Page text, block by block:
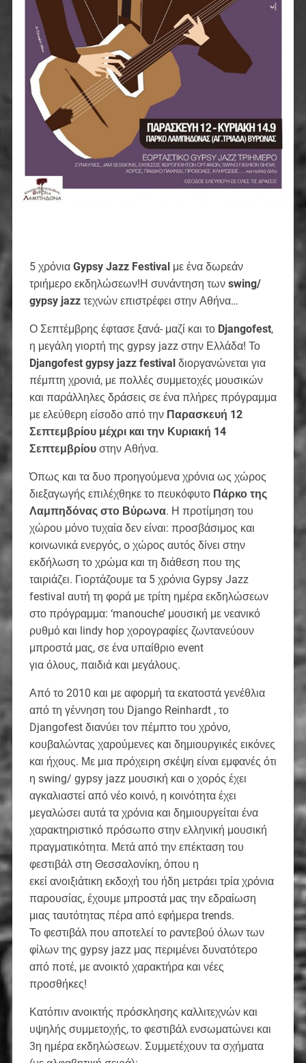
5 χρόνια Gypsy Jazz Festivalμε ένα δωρεάν
τριήμερο εκδηλώσεων!Η συνάντηση των swing/
gypsy jazzτεχνών επιστρέφει στην Αθήνα…
Ο Σεπτέμβρης έφτασε ξανά- μαζί και το Djangofest,
η μεγάλη γιορτή της gypsy jazz στην Ελλάδα! Το
Djangofest gypsy jazz festivalδιοργανώνεται για
πέμπτη χρονιά, με πολλές συμμετοχές μουσικών
και παράλληλες δράσεις σε ένα πλήρες πρόγραμμα
με ελεύθερη είσοδο από την Παρασκευή 12
Σεπτεμβρίου μέχρι και την Κυριακή 14
Σεπτεμβρίουστην Αθήνα.
Όπως και τα δυο προηγούμενα χρόνια ως χώρος
διεξαγωγής επιλέχθηκε το πευκόφυτο Πάρκο της
Λαμπηδόνας στο Βύρωνα. Η προτίμηση του
χώρου μόνο τυχαία δεν είναι: προσβάσιμος και
κοινωνικά ενεργός, ο χώρος αυτός δίνει στην
εκδήλωση το χρώμα και τη διάθεση που της
ταιριάζει. Γιορτάζουμε τα 5 χρόνια Gypsy Jazz
festival αυτή τη φορά με τρίτη ημέρα εκδηλώσεων
στο πρόγραμμα: ‘manouche’ μουσική με νεανικό
ρυθμό και lindy hop χορογραφίες ζωντανεύουν
μπροστά μας, σε ένα υπαίθριο event
για όλους, παιδιά και μεγάλους.
Από το 2010 και με αφορμή τα εκατοστά γενέθλια
από τη γέννηση του Django Reinhardt , το
Djangofest διανύει τον πέμπτο του χρόνο,
κουβαλώντας χαρούμενες και δημιουργικές εικόνες
και ήχους. Με μια πρόχειρη σκέψη είναι εμφανές ότι
η swing/ gypsy jazz μουσική και o χορός έχει
αγκαλιαστεί από νέο κοινό, η κοινότητα έχει
μεγαλώσει αυτά τα χρόνια και δημιουργείται ένα
χαρακτηριστικό πρόσωπο στην ελληνική μουσική
πραγματικότητα. Μετά από την επέκταση του
φεστιβάλ στη Θεσσαλονίκη, όπου η
εκεί ανοιξιάτικη εκδοχή του ήδη μετράει τρία χρόνια
παρουσίας, έχουμε μπροστά μας την εδραίωση
μιας ταυτότητας πέρα από εφήμερα trends.
Το φεστιβάλ που αποτελεί το ραντεβού όλων των
φίλων της gypsy jazz μας περιμένει δυνατότερο
από ποτέ, με ανοικτό χαρακτήρα και νέες
προσθήκες!
Κατόπιν ανοικτής πρόσκλησης καλλιτεχνών και
υψηλής συμμετοχής, το φεστιβάλ ενσωματώνει και
3η ημέρα εκδηλώσεων. Συμμετέχουν τα σχήματα